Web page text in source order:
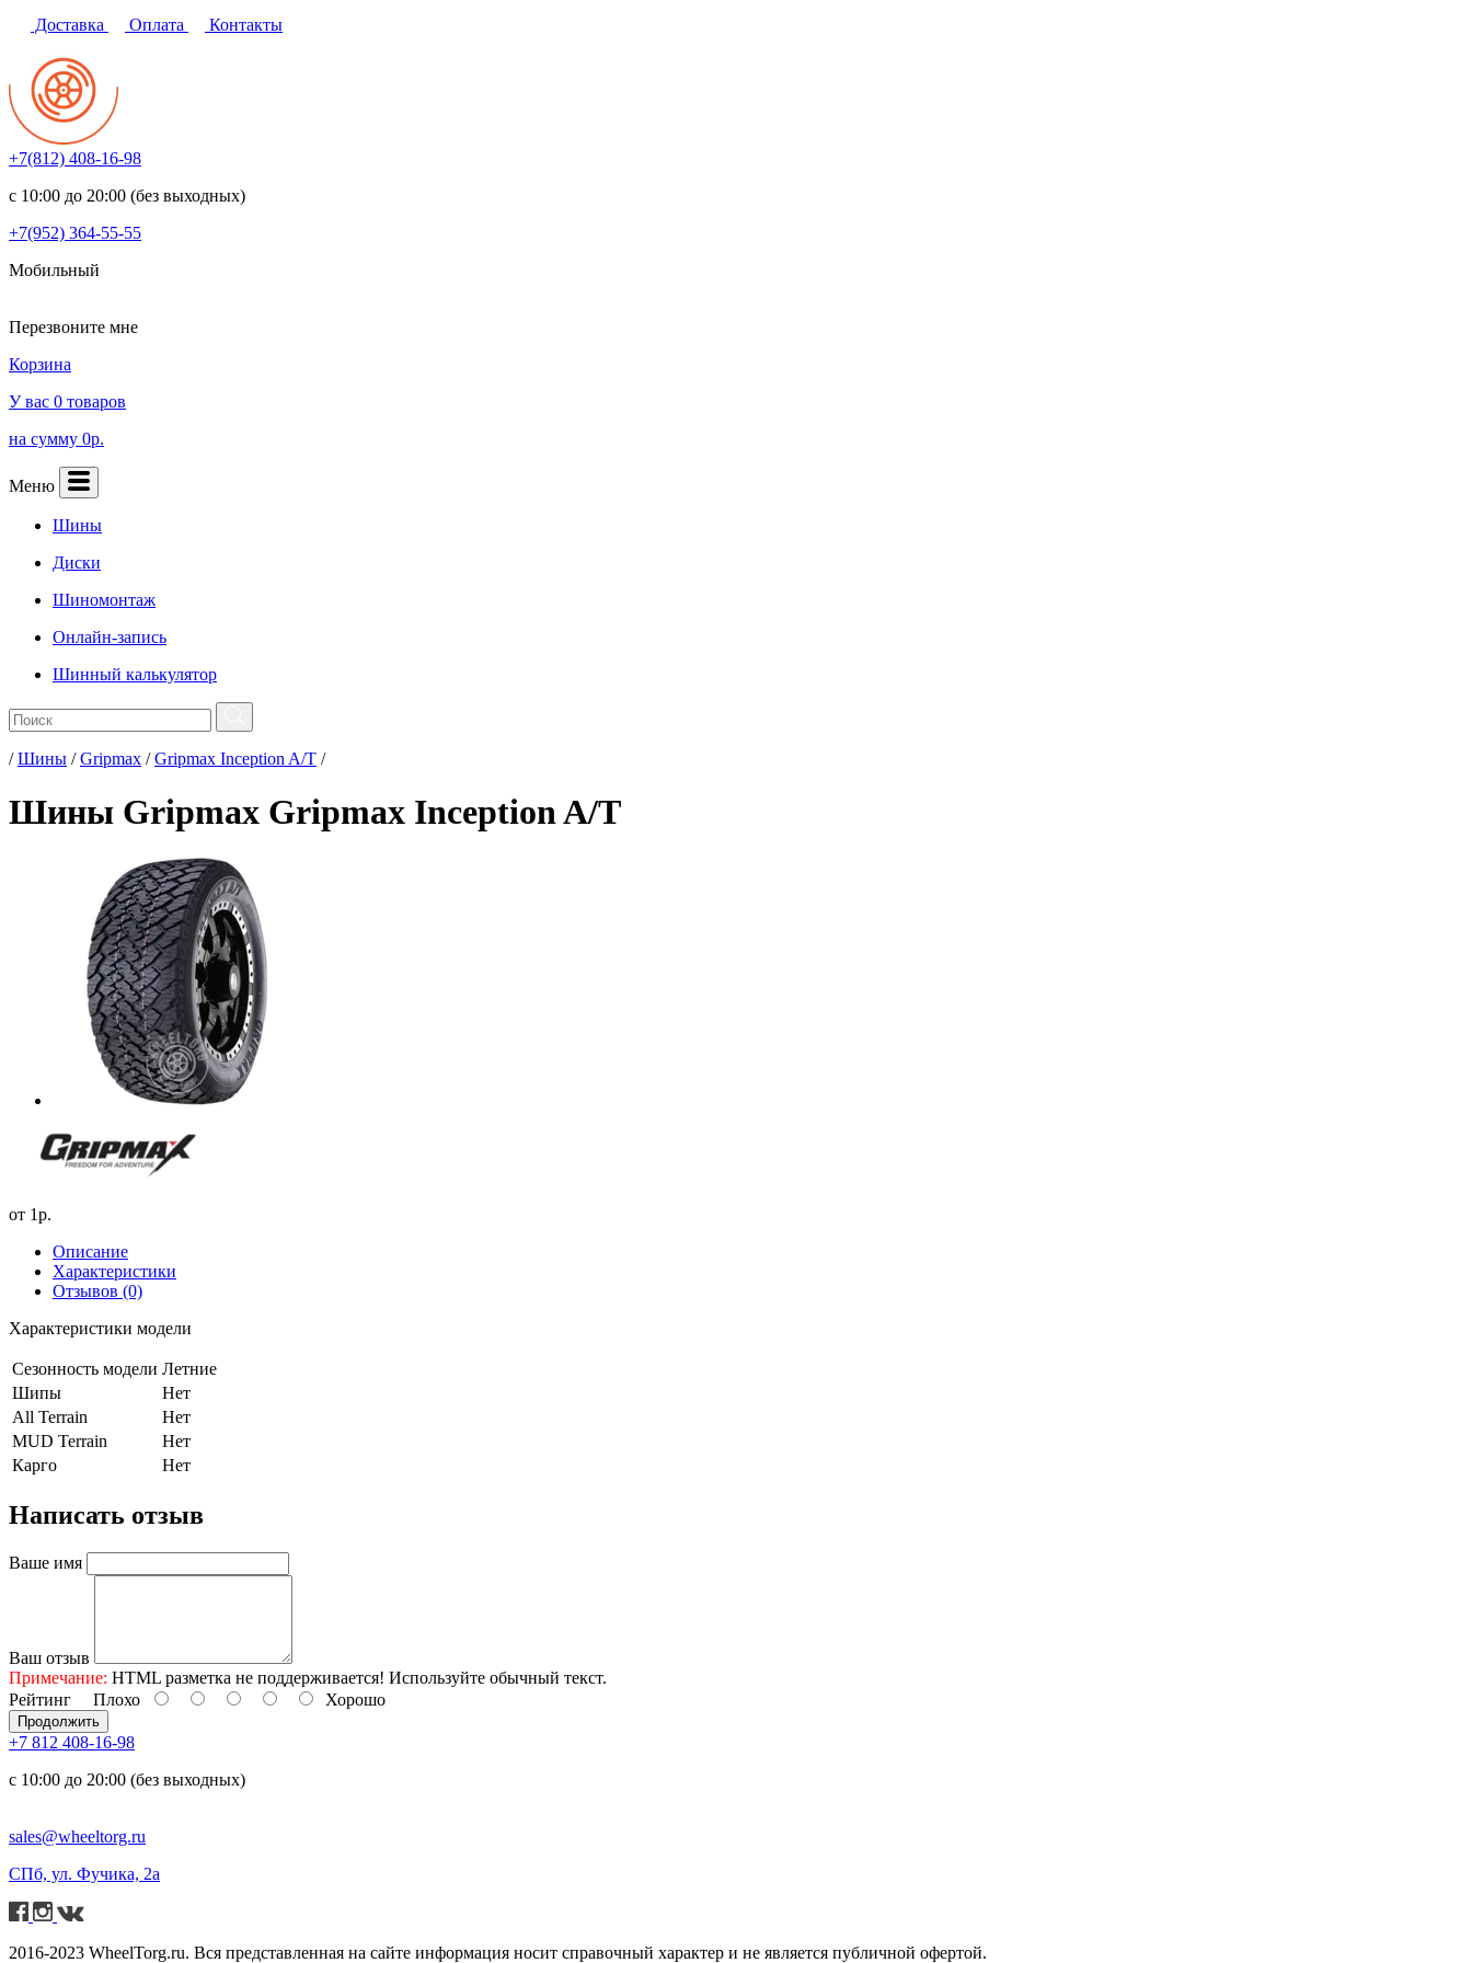
Доставка Оплата Контакты
+7(812) 408-16-98
с 10:00 до 20:00 (без выходных)
+7(952) 364-55-55
Мобильный
Перезвоните мне
Корзина
У вас 0 товаров
на сумму 0р.
Меню
Шины
Диски
Шиномонтаж
Онлайн-запись
Шинный калькулятор
/Шины /Gripmax /Gripmax Inception A/T /
Шины Gripmax Gripmax Inception A/T
от 1р.
Описание
Характеристики
Отзывов (0)
Характеристики модели
Сезонность модели Летние
Шипы
Нет
All Terrain
Нет
MUD Terrain
Нет
Карго
Нет
Написать отзыв
Ваше имя
Ваш отзыв
Примечание: HTML разметка не поддерживается! Используйте обычный текст.
Рейтинг Плохо Хорошо
Продолжить
+7 812 408-16-98
с 10:00 до 20:00 (без выходных)
sales@wheeltorg.ru
СПб, ул. Фучика, 2а
2016-2023 WheelTorg.ru. Вся представленная на сайте информация носит справочный характер и не является публичной офертой.